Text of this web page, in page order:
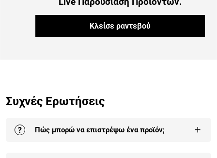
Κλείσε ραντεβού
Συχνές Ερωτήσεις
? Πώς μπορώ να επιστρέψω ένα προϊόν; +